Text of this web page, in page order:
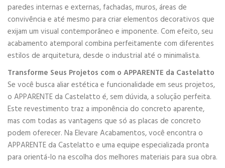
paredes internas e externas, fachadas, muros, áreas de
convivência e até mesmo para criar elementos decorativos que
exijam um visual contemporâneo e imponente. Com efeito, seu
acabamento atemporal combina perfeitamente com diferentes
estilos de arquitetura, desde o industrial até o minimalista.
Transforme Seus Projetos com o APPARENTE da Castelatto
Se você busca aliar estética e funcionalidade em seus projetos,
o APPARENTE da Castelatto é, sem dúvida, a solução perfeita.
Este revestimento traz a imponência do concreto aparente,
mas com todas as vantagens que só as placas de concreto
podem oferecer. Na Elevare Acabamentos, você encontra o
APPARENTE da Castelatto e uma equipe especializada pronta
para orientá-lo na escolha dos melhores materiais para sua obra.